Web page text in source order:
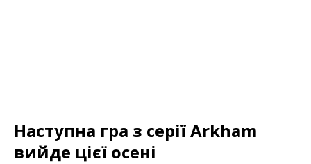
Наступна гра з серії Arkham
вийде цієї осені